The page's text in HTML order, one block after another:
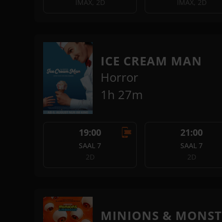
IMAX, 2D
IMAX, 2D
ICE CREAM MAN
Horror
1h 27m
19:00
SAAL 7
2D
21:00
SAAL 7
2D
MINIONS &